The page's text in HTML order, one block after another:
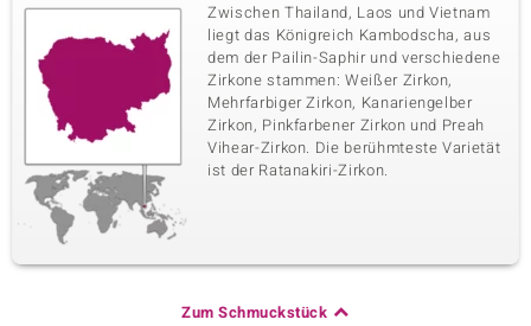
Zwischen Thailand, Laos und Vietnam
liegt das Königreich Kambodscha, aus
dem der Pailin-Saphir und verschiedene
Zirkone stammen: Weißer Zirkon,
Mehrfarbiger Zirkon, Kanariengelber
Zirkon, Pinkfarbener Zirkon und Preah
Vihear-Zirkon. Die berühmteste Varietät
ist der Ratanakiri-Zirkon.
Zum Schmuckstück